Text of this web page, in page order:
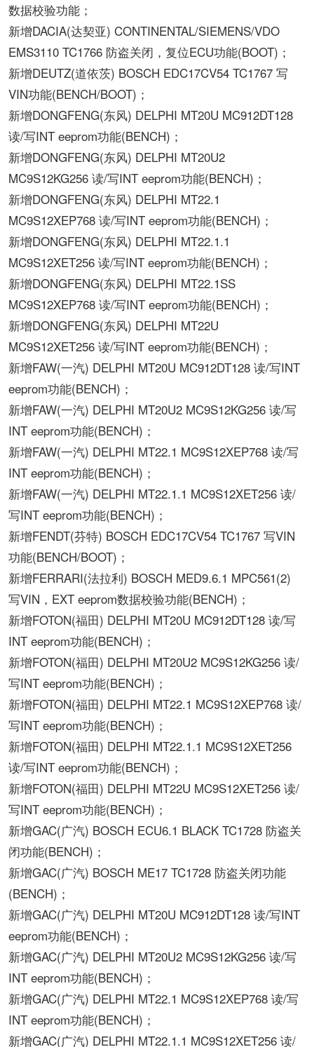
数据校验功能；
新增DACIA(达契亚) CONTINENTAL/SIEMENS/VDO
EMS3110 TC1766 防盗关闭，复位ECU功能(BOOT)；
新增DEUTZ(道依茨) BOSCH EDC17CV54 TC1767 写
VIN功能(BENCH/BOOT)；
新增DONGFENG(东风) DELPHI MT20U MC912DT128
读/写INT eeprom功能(BENCH)；
新增DONGFENG(东风) DELPHI MT20U2
MC9S12KG256 读/写INT eeprom功能(BENCH)；
新增DONGFENG(东风) DELPHI MT22.1
MC9S12XEP768 读/写INT eeprom功能(BENCH)；
新增DONGFENG(东风) DELPHI MT22.1.1
MC9S12XET256 读/写INT eeprom功能(BENCH)；
新增DONGFENG(东风) DELPHI MT22.1SS
MC9S12XEP768 读/写INT eeprom功能(BENCH)；
新增DONGFENG(东风) DELPHI MT22U
MC9S12XET256 读/写INT eeprom功能(BENCH)；
新增FAW(一汽) DELPHI MT20U MC912DT128 读/写INT
eeprom功能(BENCH)；
新增FAW(一汽) DELPHI MT20U2 MC9S12KG256 读/写
INT eeprom功能(BENCH)；
新增FAW(一汽) DELPHI MT22.1 MC9S12XEP768 读/写
INT eeprom功能(BENCH)；
新增FAW(一汽) DELPHI MT22.1.1 MC9S12XET256 读/
写INT eeprom功能(BENCH)；
新增FENDT(芬特) BOSCH EDC17CV54 TC1767 写VIN
功能(BENCH/BOOT)；
新增FERRARI(法拉利) BOSCH MED9.6.1 MPC561(2)
写VIN，EXT eeprom数据校验功能(BENCH)；
新增FOTON(福田) DELPHI MT20U MC912DT128 读/写
INT eeprom功能(BENCH)；
新增FOTON(福田) DELPHI MT20U2 MC9S12KG256 读/
写INT eeprom功能(BENCH)；
新增FOTON(福田) DELPHI MT22.1 MC9S12XEP768 读/
写INT eeprom功能(BENCH)；
新增FOTON(福田) DELPHI MT22.1.1 MC9S12XET256
读/写INT eeprom功能(BENCH)；
新增FOTON(福田) DELPHI MT22U MC9S12XET256 读/
写INT eeprom功能(BENCH)；
新增GAC(广汽) BOSCH ECU6.1 BLACK TC1728 防盗关
闭功能(BENCH)；
新增GAC(广汽) BOSCH ME17 TC1728 防盗关闭功能
(BENCH)；
新增GAC(广汽) DELPHI MT20U MC912DT128 读/写INT
eeprom功能(BENCH)；
新增GAC(广汽) DELPHI MT20U2 MC9S12KG256 读/写
INT eeprom功能(BENCH)；
新增GAC(广汽) DELPHI MT22.1 MC9S12XEP768 读/写
INT eeprom功能(BENCH)；
新增GAC(广汽) DELPHI MT22.1.1 MC9S12XET256 读/